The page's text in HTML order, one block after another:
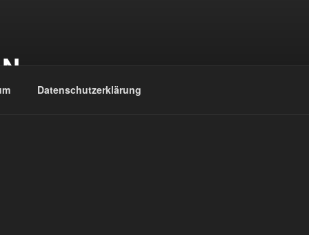
Datenschutzerklärung